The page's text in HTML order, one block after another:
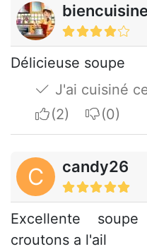
Délicieuse soupe
J'ai cuisiné
I apreciate
I do
C candy26
Excellente
croutons a l'ail